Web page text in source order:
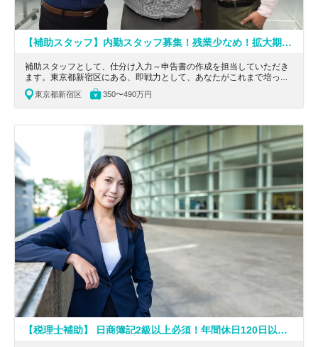
【補助スタッフ】内勤スタッフ募集！残業少なめ！拡大期にある事務所で活躍いただく、あなたがこれまで培ってきた知識・経験を活かせる会計事務所
補助スタッフとして、仕分け入力～申告書の作成を担当していただき
ます。東京都新宿区にある、即戦力として、あなたがこれまで培って
きた知識・経験を活かせる会計事務所です。
東京都新宿区 350〜490万円
【税理士補助】 日商簿記2級以上必須！年間休日120日以上！創業90年、整った教育体制から企業経営を支えるプロに成長できる老舗税理士法人